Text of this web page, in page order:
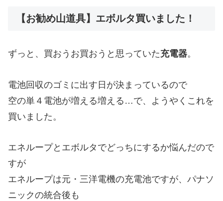
【お勧め山道具】エボルタ買いました！
ずっと、買おうお買おうと思っていた充電器。
電池回収のゴミに出す日が決まっているので
空の単４電池が増える増える…で、ようやくこれを
買いました。
エネループとエボルタでどっちにするか悩んだので
すが
エネループは元・三洋電機の充電池ですが、パナソ
ニックの統合後も